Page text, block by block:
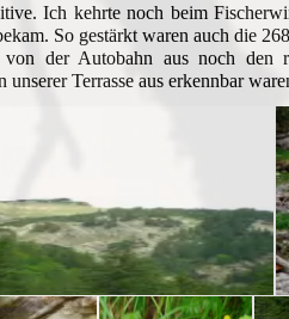
Ich kehrte noch beim
So gestärkt waren auch die
der Autobahn aus noch den
Terrasse aus erkennbar